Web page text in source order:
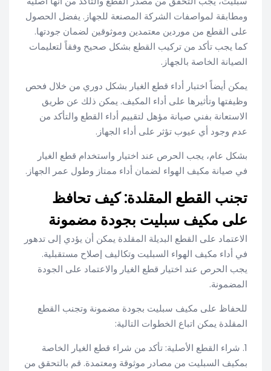
ومطابقة لمواصفات الشركة المصنعة للجهاز. يفضل الحصول
على القطع من موردين معتمدين وموثوقين لضمان جودتها.
كما يجب تأكد من تركيب القطع بشكل صحيح وفقاً لتعليمات
الصيانة الخاصة بالجهاز.
يمكن أيضاً اختبار أداء قطع الغيار بشكل دوري من خلال فحص
وظيفتها وتأثيرها على أداء المكيف. يمكن ذلك عن طريق
الاستعانة بفني صيانة مؤهل لتقييم أداء القطع والتأكد من
عدم وجود أي عيوب تؤثر على أداء الجهاز.
بشكل عام، يجب الحرص عند اختيار واستخدام قطع الغيار
في صيانة مكيف الهواء لضمان أداء ممتاز وطول عمر الجهاز.
تجنب القطع المقلدة: كيف تحافظ
على مكيف سبليت بجودة مضمونة
الاعتماد على القطع البديلة المقلدة يمكن أن يؤدي إلى تدهور
في أداء مكيف الهواء السبليت وتكاليف إصلاح مستقبلية.
يجب الحرص عند اختيار قطع الغيار والاعتماد على الجودة
المضمونة.
للحفاظ على مكيف سبليت بجودة مضمونة وتجنب القطع
المقلدة يمكن اتباع الخطوات التالية:
1. شراء القطع الأصلية: تأكد من شراء قطع الغيار الخاصة
بمكيف السبليت من مصادر موثوقة ومعتمدة. قم بالتحقق من